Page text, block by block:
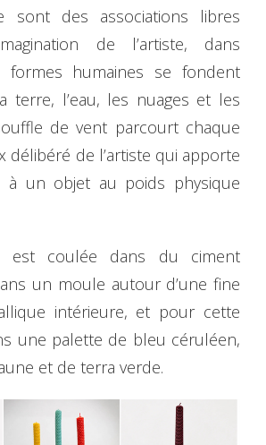
sont des associations libres
de l’artiste, dans
formes humaines se fondent
terre, l’eau, les nuages et les
de vent parcourt chaque
délibéré de l’artiste qui apporte
à un objet au poids physique
est coulée dans du ciment
un moule autour d’une fine
intérieure, et pour cette
une palette de bleu céruléen,
et de terra verde.